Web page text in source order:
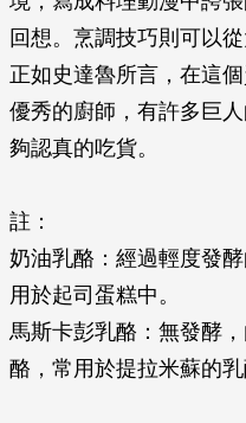
回想。烹調技巧則可以
正如史達魯所言，在這
優秀的廚師，有許多巨
夠認真的吃貨。
註：
奶油乳酪：經過輕度發
用於起司蛋糕中。
馬斯卡彭乳酪：無發酵
酪，常用於提拉米蘇的